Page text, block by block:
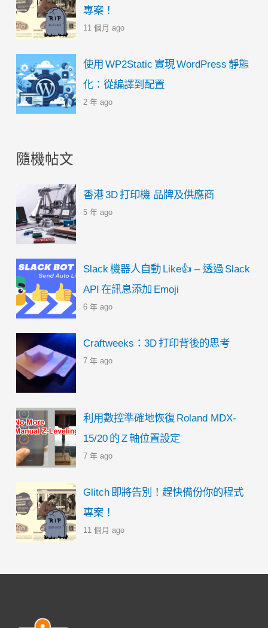
專案！
11 個月 ago
使用 WP2Static 實現 WordPress 靜態
化：從編譯到配置
2 年 ago
隨機帖文
香港 3D 打印機 品牌及供應商
5 年 ago
Slack 機器人自動 Like👍 – 透過 Slack
API 在訊息添加 Emoji
6 年 ago
Craftweeks：3D 打印背後的思考
7 年 ago
利用數控準確地恢復 Roland MDX-
15/20 的 Z 軸位置設定
7 年 ago
Glitch 即將告別！趕快備份你的程式
專案！
11 個月 ago